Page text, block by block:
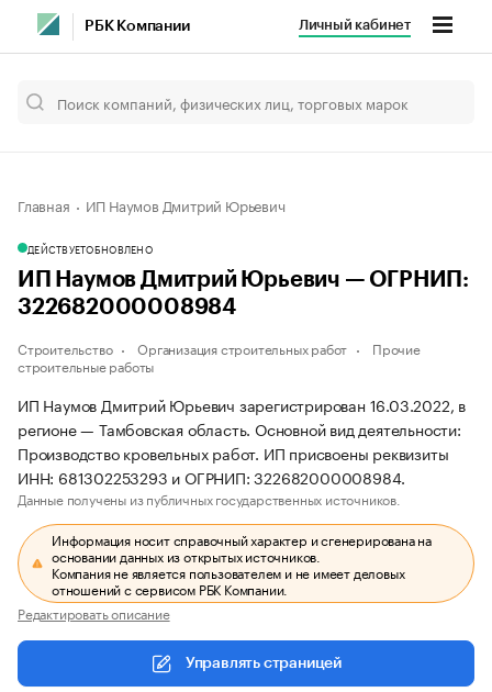
РБК Компании Личный кабинет
Главная ИП Наумов Дмитрий Юрьевич
ДЕЙСТВУЕТОБНОВЛЕНО
ИП Наумов Дмитрий Юрьевич — ОГРНИП:
322682000008984
Строительство Организация строительных работ
Прочие
строительные работы
ИП Наумов Дмитрий Юрьевич зарегистрирован 16.03.2022, в
регионе — Тамбовская область. Основной вид деятельности:
Производство кровельных работ. ИП присвоены реквизиты
ИНН: 681302253293 и ОГРНИП: 322682000008984.
Данные получены из публичных государственных источников.
Информация носит справочный характер и сгенерирована на
основании данных из открытых источников.
Компания не является пользователем и не имеет деловых
отношений с сервисом РБК Компании.
Редактировать описание
Управлять страницей